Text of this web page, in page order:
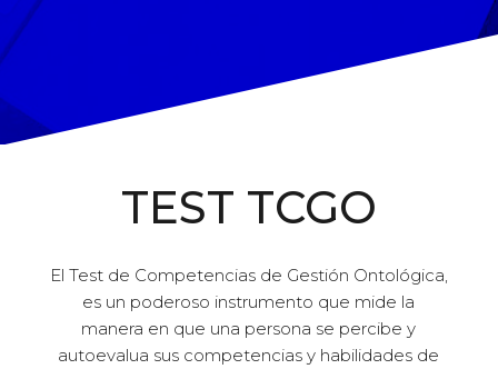
TEST TCGO
El Test de Competencias de Gestión Ontológica,
es un poderoso instrumento que mide la
manera en que una persona se percibe y
autoevalua sus competencias y habilidades de